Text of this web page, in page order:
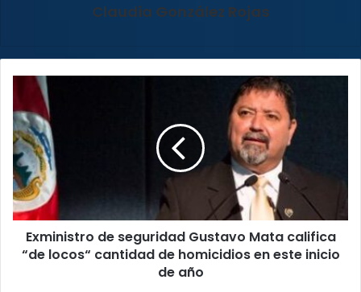
Claudia González Rojas
Exministro
seguridad
Gustavo
Mata
califica
“de
locos“
cantidad
homicidios
Exministro de seguridad Gustavo Mata califica
“de locos“ cantidad de homicidios en este inicio
de año